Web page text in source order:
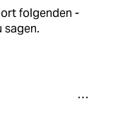
folgenden -
sagen.